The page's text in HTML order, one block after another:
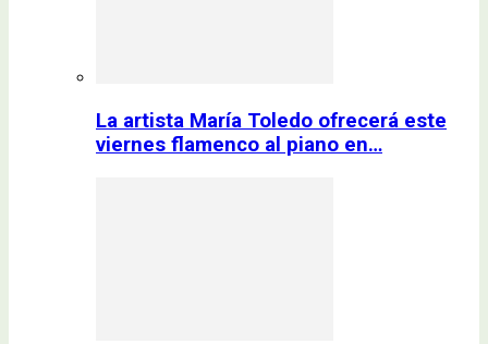
La artista María Toledo ofrecerá este
viernes flamenco al piano en…